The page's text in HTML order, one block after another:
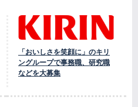
「おいしさを笑顔に」のキリ
ングループで事務職、研究職
などを大募集